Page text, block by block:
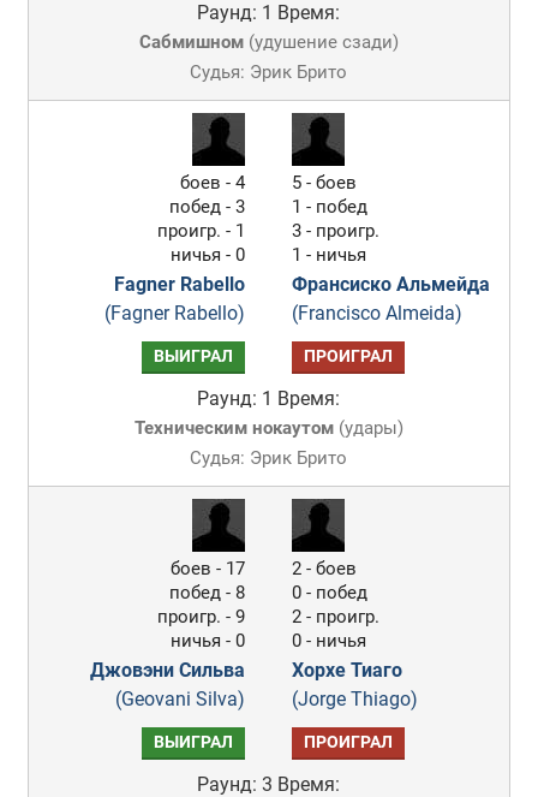
Раунд: 1 Время:
Сабмишном(удушение сзади)
Судья: Эрик Брито
боев - 4
побед - 3
проигр. - 1
ничья - 0
Fagner Rabello
(Fagner Rabello)
5 - боев
1 - побед
3 - проигр.
1 - ничья
Франсиско Альмейда
(Francisco Almeida)
ВЫИГРАЛ ПРОИГРАЛ
Раунд: 1 Время:
Техническим нокаутом(удары)
Судья: Эрик Брито
боев - 17
побед - 8
проигр. - 9
ничья - 0
Джовэни Сильва
(Geovani Silva)
2 - боев
0 - побед
2 - проигр.
0 - ничья
Хорхе Тиаго
(Jorge Thiago)
ВЫИГРАЛ ПРОИГРАЛ
Раунд: 3 Время: